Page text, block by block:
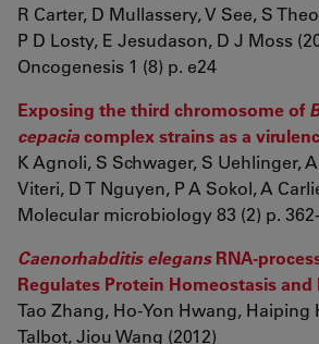
R Carter, D Mullassery, V See, S
P D Losty, E Jesudason, D J Moss
Oncogenesis 1 (8) p. e24
Exposing the third chromosome of
cepaciacomplex strains as a
K Agnoli, S Schwager, S Uehlinger,
Viteri, D T Nguyen, P A Sokol, A
Molecular microbiology 83 (2) p.
Caenorhabditis elegansRNA-
Regulates Protein Homeostasis and
Tao Zhang, Ho-Yon Hwang, Haiping
Talbot, Jiou Wang (2012)